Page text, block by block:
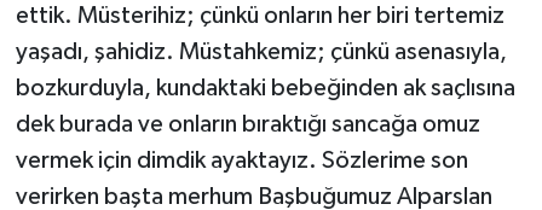
ettik. Müsterihiz; çünkü onların her biri tertemiz
yaşadı, şahidiz. Müstahkemiz; çünkü asenasıyla,
bozkurduyla, kundaktaki bebeğinden ak saçlısına
dek burada ve onların bıraktığı sancağa omuz
vermek için dimdik ayaktayız. Sözlerime son
verirken başta merhum Başbuğumuz Alparslan